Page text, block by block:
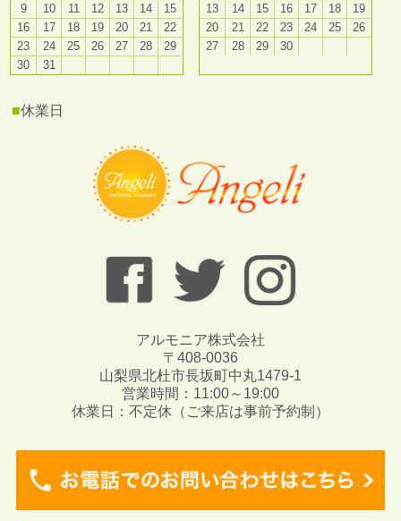
9
10 11 12 13 14
15
16
17 18 19 20 21
22
23
24 25 26 27 28
29
30
31
13
14 15 16 17 18
19
20
21 22 23 24 25
26
27
28 29 30
■休業日
アルモニア株式会社
〒408-0036
山梨県北杜市長坂町中丸1479-1
営業時間：11:00～19:00
休業日：不定休（ご来店は事前予約制）